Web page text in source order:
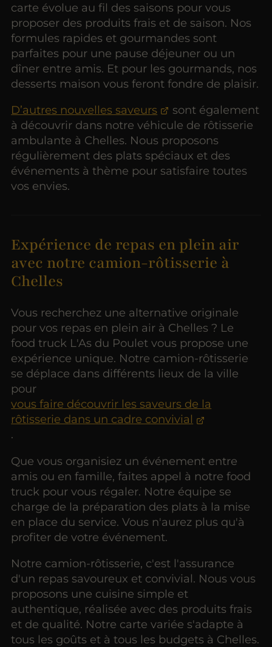
carte évolue au fil des saisons pour vous
proposer des produits frais et de saison. Nos
formules rapides et gourmandes sont
parfaites pour une pause déjeuner ou un
dîner entre amis. Et pour les gourmands, nos
desserts maison vous feront fondre de plaisir.
D’autres nouvelles saveurs
sont également
à découvrir dans notre véhicule de rôtisserie
ambulante à Chelles. Nous proposons
régulièrement des plats spéciaux et des
événements à thème pour satisfaire toutes
vos envies.
Expérience de repas en plein air
avec notre camion-rôtisserie à
Chelles
Vous recherchez une alternative originale
pour vos repas en plein air à Chelles ? Le
food truck L'As du Poulet vous propose une
expérience unique. Notre camion-rôtisserie
se déplace dans différents lieux de la ville
pour
vous faire découvrir les saveurs de la
rôtisserie dans un cadre convivial
.
Que vous organisiez un événement entre
amis ou en famille, faites appel à notre food
truck pour vous régaler. Notre équipe se
charge de la préparation des plats à la mise
en place du service. Vous n'aurez plus qu'à
profiter de votre événement.
Notre camion-rôtisserie, c'est l'assurance
d'un repas savoureux et convivial. Nous vous
proposons une cuisine simple et
authentique, réalisée avec des produits frais
et de qualité. Notre carte variée s'adapte à
tous les goûts et à tous les budgets à Chelles.